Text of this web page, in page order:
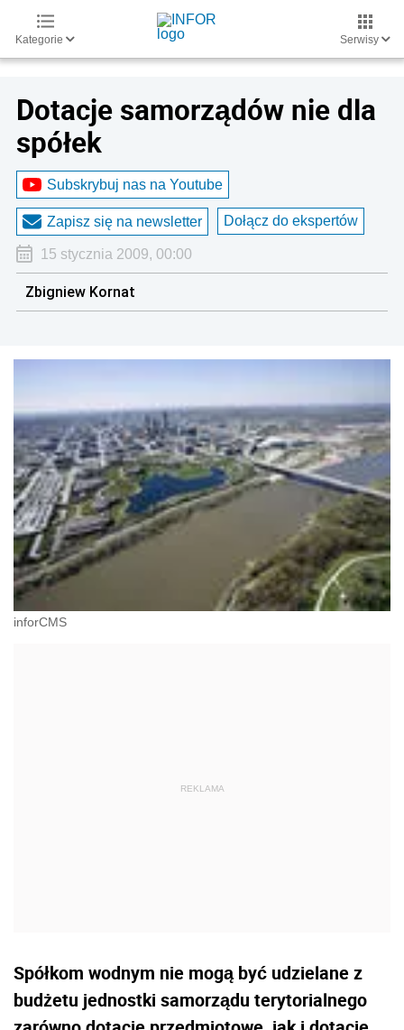
Kategorie Serwisy
Dotacje samorządów nie dla
spółek
Subskrybuj nas na Youtube
Zapisz się na newsletter Dołącz do ekspertów
15 stycznia 2009, 00:00
Zbigniew Kornat
inforCMS
Spółkom wodnym nie mogą być udzielane z
budżetu jednostki samorządu terytorialnego